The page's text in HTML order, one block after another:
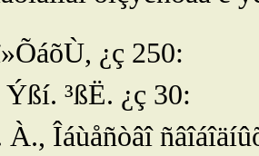
¿ç 250:
Ýßí. ³ßË. ¿ç 30:
À., Îáùåñòâî